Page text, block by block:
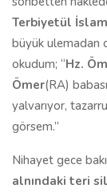
Terbiyetül İslam
büyük ulemadan
okudum; “Hz.
Ömer(RA)
yalvarıyor,
görsem.”
Nihayet gece
alnındaki teri